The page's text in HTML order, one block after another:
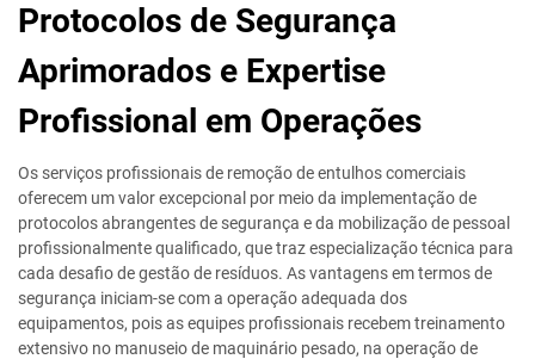
Protocolos de Segurança
Aprimorados e Expertise
Profissional em Operações
Os serviços profissionais de remoção de entulhos comerciais
oferecem um valor excepcional por meio da implementação de
protocolos abrangentes de segurança e da mobilização de pessoal
profissionalmente qualificado, que traz especialização técnica para
cada desafio de gestão de resíduos. As vantagens em termos de
segurança iniciam-se com a operação adequada dos
equipamentos, pois as equipes profissionais recebem treinamento
extensivo no manuseio de maquinário pesado, na operação de